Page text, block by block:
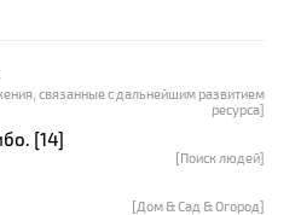
связанные с дальнейшим развитием
ресурса]
[14]
[Поиск людей]
[Дом & Сад & Огород]